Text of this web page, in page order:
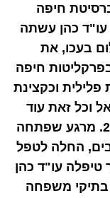
חיפה
עו"ד כהן עשתה
בעכו, את
חיפה
וכקצינת
וכל זאת עוד
טרם פתחה את משרדה בשנת 2004. מרגע שפתחה
החלה לטפל
טיפלה עו"ד כהן
בתיקי משפחה